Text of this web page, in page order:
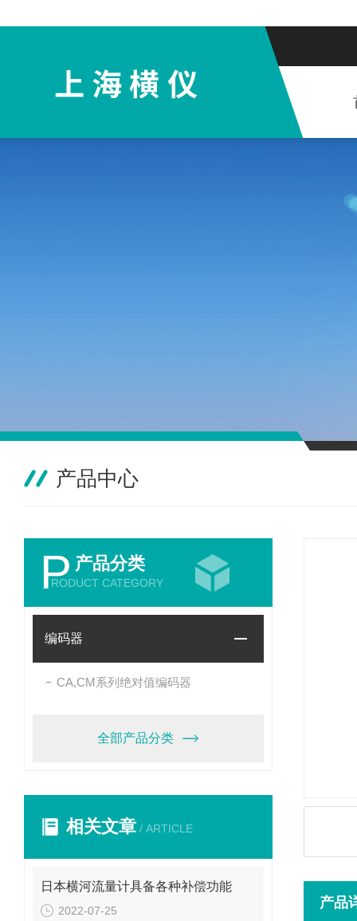
产品中心
P 产品分类
RODUCT CATEGORY
编码器
CA,CM系列绝对值编码器
全部产品分类
相关文章 / ARTICLE
日本横河流量计具备各种补偿功能
2022-07-25 产品